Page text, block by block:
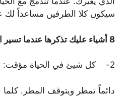
سيكون كلا الطرفين مساعداً لك
8 أشياء عليك تذكرها عندما تسير الأمور بالطريق الخطأ
2- كل شيئ في الحياة مؤقت:
دائماً تمطر ويتوقف المطر.